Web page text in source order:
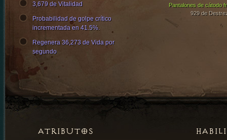
Pantalones de cátodo
929 de
3,679 de Vitalidad
Probabilidad de golpe crítico
incrementada en 41.5%.
Regenera 36,273 de Vida por
segundo
ATRIBUTOS